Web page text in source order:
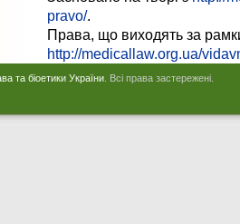
pravo/.
Права, що виходять за рамки
http://medicallaw.org.ua/
та біоетики України . Всі права застережені.